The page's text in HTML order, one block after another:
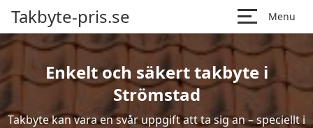
Takbyte-pris.se Menu
Enkelt och säkert takbyte i
Strömstad
Takbyte kan vara en svår uppgift att ta sig an – speciellt i